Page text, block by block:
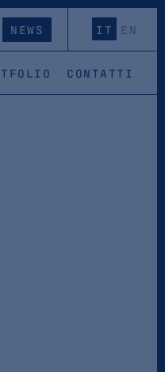
NEWS IT EN
CONTATTI